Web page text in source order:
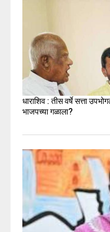
धाराशिव : तीस वर्षे सत्ता
भाजपच्या गळाला?